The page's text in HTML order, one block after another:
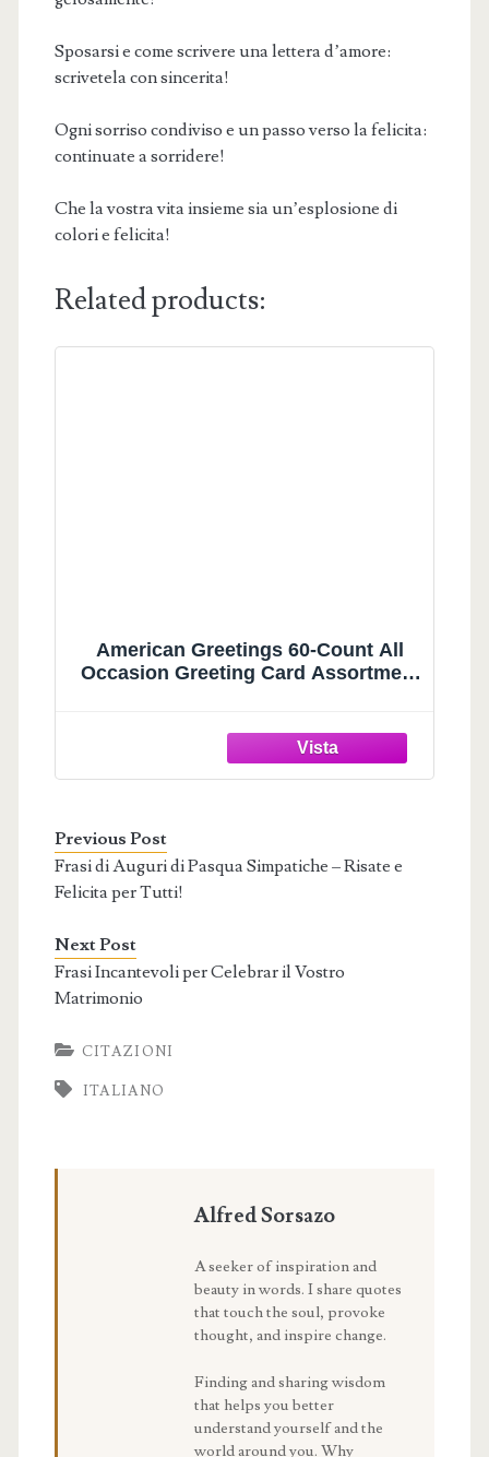
Sposarsi e come scrivere una lettera d’amore:
scrivetela con sincerita!
Ogni sorriso condiviso e un passo verso la felicita:
continuate a sorridere!
Che la vostra vita insieme sia un’esplosione di
colori e felicita!
Related products:
American Greetings 60-Count All
Occasion Greeting Card Assortment
Designs)
Previous Post
Frasi di Auguri di Pasqua Simpatiche – Risate e
Felicita per Tutti!
Next Post
Frasi Incantevoli per Celebrar il Vostro
Matrimonio
CITAZIONI
ITALIANO
Alfred Sorsazo
A seeker of inspiration and
beauty in words. I share quotes
that touch the soul, provoke
thought, and inspire change.
Finding and sharing wisdom
that helps you better
understand yourself and the
world around you. Why